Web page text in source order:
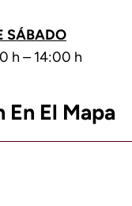
SÁBADO
h – 14:00 h
El Mapa